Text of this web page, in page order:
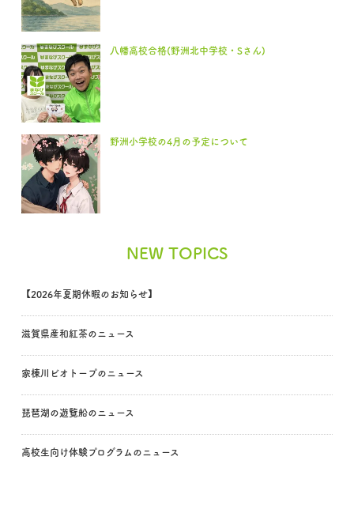
八幡高校合格(野洲北中学校・Sさん)
野洲小学校の4月の予定について
NEW TOPICS
【2026年夏期休暇のお知らせ】
滋賀県産和紅茶のニュース
家棟川ビオトープのニュース
琵琶湖の遊覧船のニュース
高校生向け体験プログラムのニュース